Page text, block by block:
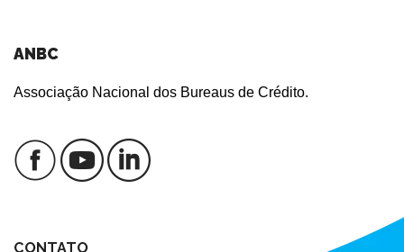
ANBC
Associação Nacional dos Bureaus de Crédito.
CONTATO